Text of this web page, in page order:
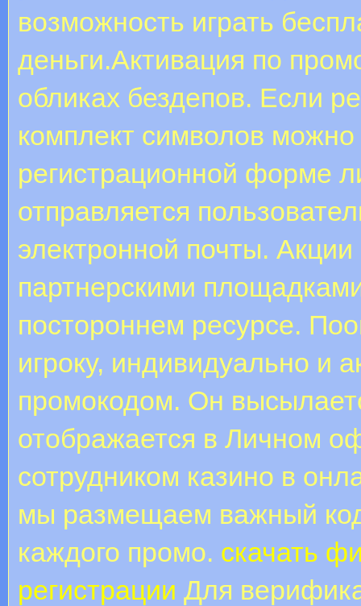
возможность играть
деньги.Активация по
обликах бездепов. Если
комплект символов можно
регистрационной форме
отправляется
электронной почты.
партнерскими
постороннем ресурсе.
игроку, индивидуально и
промокодом. Он
отображается в Личном
сотрудником казино в
мы размещаем важный
каждого промо. скачать
регистрации Для